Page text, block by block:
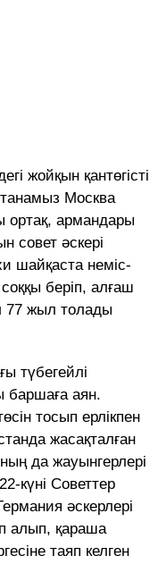
жойқын қантөгісті
Москва
ортақ, армандары
совет әскері
шайқаста неміс-
беріп, алғаш
77 жыл толады
түбегейлі
баршаға аян.
тосып ерлікпен
жасақталған
да жауынгерлері
күні Советтер
әскерлері
алып, қараша
таяп келген